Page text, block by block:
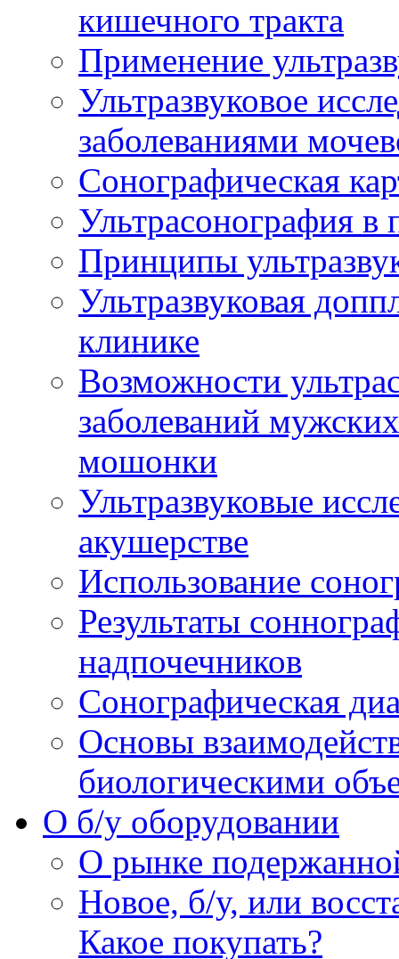
кишечного тракта
Применение
Ультразвуковое
заболеваниями
Сонографическая
Ультрасонография в
Принципы
Ультразвуковая
клинике
Возможности
заболеваний
мошонки
Ультразвуковые
акушерстве
Использование
Результаты
надпочечников
Сонографическая
Основы
биологическими
O б/у оборудовании
О рынке
Новое, б/у, или
Какое покупать?